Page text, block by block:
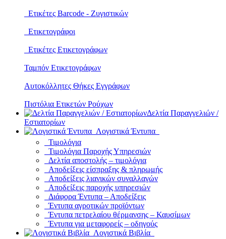
Ετικέτες Barcode - Ζυγιστικών
Ετικετογράφοι
Ετικέτες Ετικετογράφων
Ταμπόν Ετικετογράφων
Αυτοκόλλητες Θήκες Εγγράφων
Πιστόλια Ετικετών Ρούχων
Δελτία Παραγγελιών /
Εστιατορίων
Λογιστικά Έντυπα
Τιμολόγια
Τιμολόγια Παροχής Υπηρεσιών
Δελτία αποστολής – τιμολόγια
Αποδείξεις είσπραξης & πληρωμής
Αποδείξεις λιανικών συναλλαγών
Αποδείξεις παροχής υπηρεσιών
Διάφορα Έντυπα – Αποδείξεις
Έντυπα αγροτικών προϊόντων
Έντυπα πετρελαίου θέρμανσης – Καυσίμων
Έντυπα για μεταφορείς – οδηγούς
Λογιστικά Βιβλία